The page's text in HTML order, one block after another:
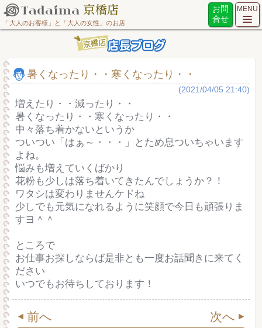
「大人のお客様」と「大人の女性」のお店
お問
合せ
MENU
暑くなったり・・寒くなったり・・
(2021/04/05 21:40)
増えたり・・減ったり・・
暑くなったり・・寒くなったり・・
中々落ち着かないというか
ついつい「はぁ～・・・」とため息ついちゃいます
よね。
悩みも増えていくばかり
花粉も少しは落ち着いてきたんでしょうか？！
ワタシは変わりませんケドね
少しでも元気になれるように笑顔で今日も頑張りま
すヨ＾＾
ところで
お仕事お探しならば是非とも一度お話聞きに来てく
ださい
いつでもお待ちしております！
前へ
次へ